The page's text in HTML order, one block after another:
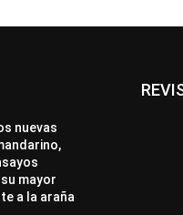
nuevas
mayor
a la araña